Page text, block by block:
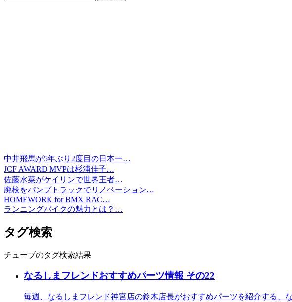
中井飛馬が5年ぶり2度目の日本一…
JCF AWARD MVPは杉浦佳子…
佐藤水菜がケイリンで世界王者…
廃校をパンプトラックでリノベーション…
HOMEWORK for BMX RAC…
ランニングバイクの魅力とは？…
タグ検索
チューブのタグ検索結果
なるしまフレンドおすすめパーツ情報 その22
毎週、なるしまフレンド神宮店の鈴木店長がおすすめパーツを紹介する、